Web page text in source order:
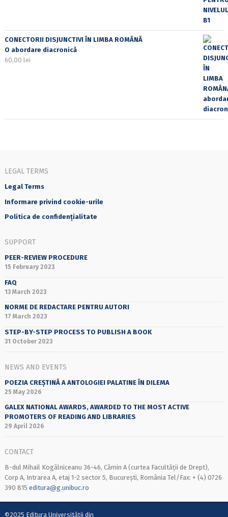
CONECTORII DISJUNCTIVI ÎN LIMBA ROMÂNĂ
O abordare diacronică
60,00 lei
LEGAL TERMS
Legal Terms
Informare privind cookie-urile
Politica de confidențialitate
SUPPORT
PEER-REVIEW PROCEDURE
15 February 2023
FAQ
13 March 2023
NORME DE REDACTARE PENTRU AUTORI
17 March 2023
STEP-BY-STEP PROCESS TO PUBLISH A BOOK
31 October 2023
NEWS AND EVENTS
POEZIA CREȘTINĂ A ANTOLOGIEI PALATINE ÎN DILEMA
25 May 2026
GALEX NATIONAL AWARDS, AWARDED TO THE MOST ACTIVE
PROMOTERS OF READING AND LIBRARIES
29 April 2026
CONTACT
B-dul Mihail Kogălniceanu 36-46, Cămin A (curtea Facultății de Drept),
Corp A, Intrarea A, etaj 1-2 sector 5, București, România Tel/Fax: + (4) 0726
390 815 editura@g.unibuc.ro
©2025 Editura Universității din